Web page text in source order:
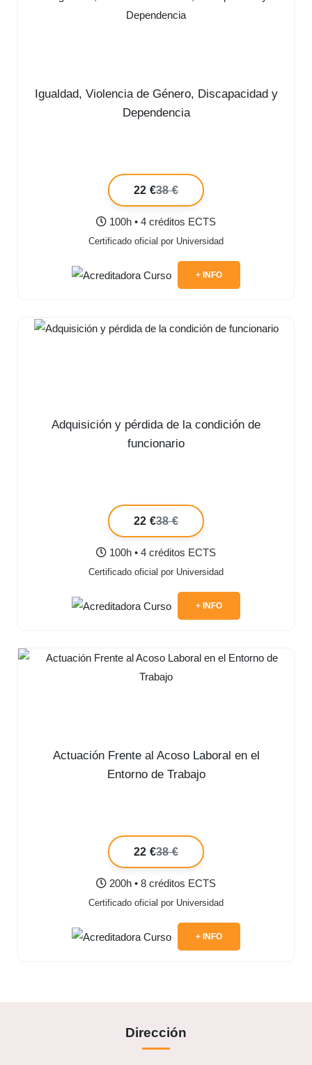
Igualdad, Violencia de Género, Discapacidad y
Dependencia
22 €38 €
100h • 4 créditos ECTS
Certificado oficial por Universidad
+ INFO
Adquisición y pérdida de la condición de
funcionario
22 €38 €
100h • 4 créditos ECTS
Certificado oficial por Universidad
+ INFO
Actuación Frente al Acoso Laboral en el
Entorno de Trabajo
22 €38 €
200h • 8 créditos ECTS
Certificado oficial por Universidad
+ INFO
Dirección